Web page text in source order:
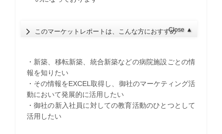
このマーケットレポートは、こんな方におすすめClose ▲
・新築、移転新築、統合新築などの病院施設ごとの情
報を知りたい
・その情報をEXCEL取得し、御社のマーケティング活
動において発展的に活用したい
・御社の新入社員に対しての教育活動のひとつとして
活用したい